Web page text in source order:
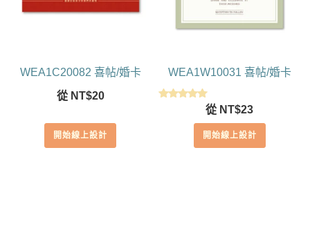
WEA1C20082 喜帖/婚卡
從 NT$20
開始線上設計
WEA1W10031 喜帖/婚卡
滿分 5
從 NT$23
開始線上設計